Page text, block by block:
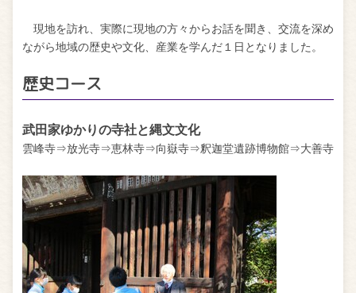
現地を訪れ、実際に現地の方々からお話を聞き、交流を深め
ながら地域の歴史や文化、産業を学んだ１日となりました。
歴史コース
武田家ゆかりの寺社と縄文文化
雲峰寺⇒放光寺⇒恵林寺⇒向嶽寺⇒釈迦堂遺跡博物館⇒大善寺